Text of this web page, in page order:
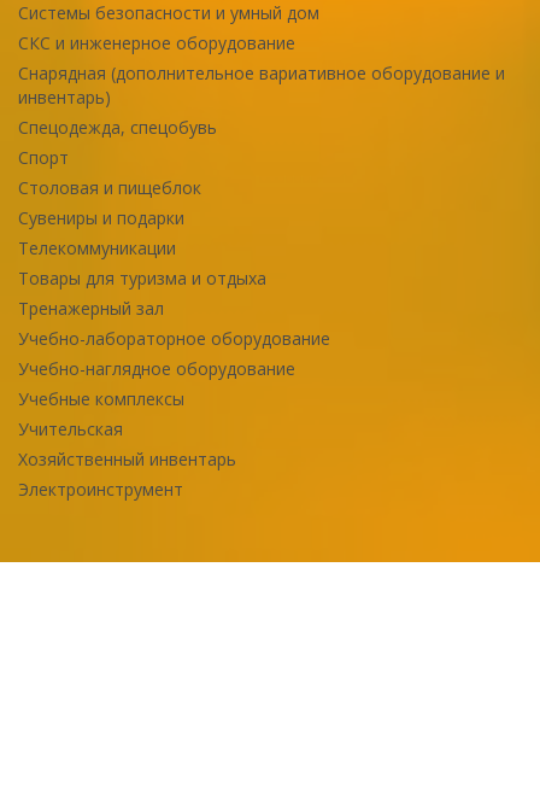
Системы безопасности и умный дом
СКС и инженерное оборудование
Снарядная (дополнительное вариативное оборудование и
инвентарь)
Спецодежда, спецобувь
Спорт
Столовая и пищеблок
Сувениры и подарки
Телекоммуникации
Товары для туризма и отдыха
Тренажерный зал
Учебно-лабораторное оборудование
Учебно-наглядное оборудование
Учебные комплексы
Учительская
Хозяйственный инвентарь
Электроинструмент